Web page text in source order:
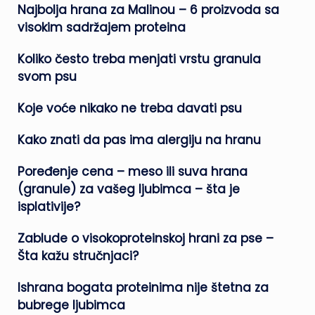
Najbolja hrana za Malinou – 6 proizvoda sa
visokim sadržajem proteina
Koliko često treba menjati vrstu granula
svom psu
Koje voće nikako ne treba davati psu
Kako znati da pas ima alergiju na hranu
Poređenje cena – meso ili suva hrana
(granule) za vašeg ljubimca – šta je
isplativije?
Zablude o visokoproteinskoj hrani za pse –
Šta kažu stručnjaci?
Ishrana bogata proteinima nije štetna za
bubrege ljubimca